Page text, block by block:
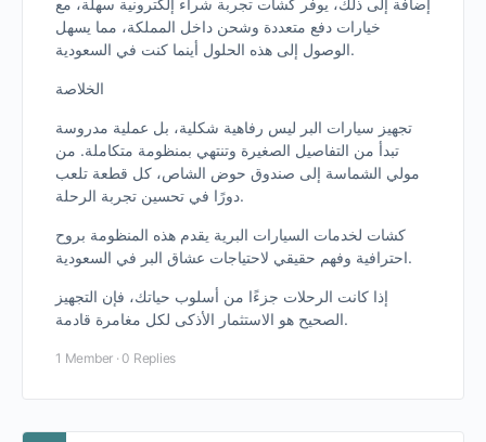
إضافة إلى ذلك، يوفر كشات تجربة شراء إلكترونية سهلة، مع
خيارات دفع متعددة وشحن داخل المملكة، مما يسهل
الوصول إلى هذه الحلول أينما كنت في السعودية.
الخلاصة
تجهيز سيارات البر ليس رفاهية شكلية، بل عملية مدروسة
تبدأ من التفاصيل الصغيرة وتنتهي بمنظومة متكاملة. من
مولي الشماسة إلى صندوق حوض الشاص، كل قطعة تلعب
دورًا في تحسين تجربة الرحلة.
كشات لخدمات السيارات البرية يقدم هذه المنظومة بروح
احترافية وفهم حقيقي لاحتياجات عشاق البر في السعودية.
إذا كانت الرحلات جزءًا من أسلوب حياتك، فإن التجهيز
الصحيح هو الاستثمار الأذكى لكل مغامرة قادمة.
1 Member · 0 Replies